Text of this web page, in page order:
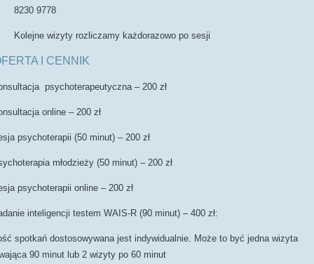
8230 9778
Kolejne wizyty rozliczamy każdorazowo po sesji
I CENNIK
psychoterapeutyczna – 200 zł
online – 200 zł
psychoterapii (50 minut) – 200 zł
młodzieży (50 minut) – 200 zł
psychoterapii online – 200 zł
inteligencji testem WAIS-R (90 minut) – 400 zł:
spotkań dostosowywana jest indywidualnie. Może to być jedna wizyta
90 minut lub 2 wizyty po 60 minut